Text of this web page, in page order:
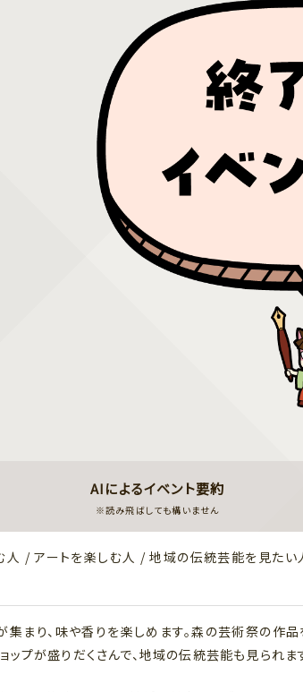
AIによるイベント要約
※読み飛ばしても構いません
人 / アートを楽しむ人 / 地域の伝統芸能を見たい
集まり、味や香りを楽しめます。森の芸術祭の作
ップが盛りだくさんで、地域の伝統芸能も見られま